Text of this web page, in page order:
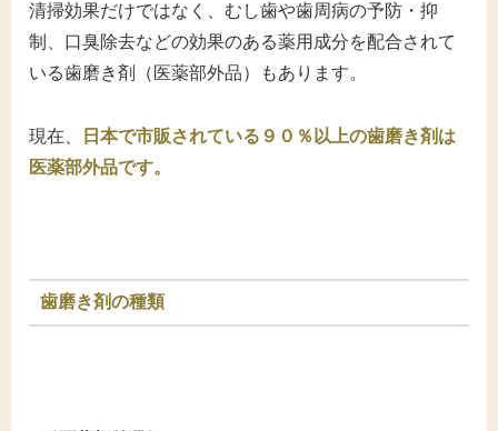
清掃効果だけではなく、むし歯や歯周病の予防・抑
制、口臭除去などの効果のある薬用成分を配合されて
いる歯磨き剤（医薬部外品）もあります。
現在、
日本で市販されている９０％以上の歯磨き剤は
医薬部外品です。
歯磨き剤の種類